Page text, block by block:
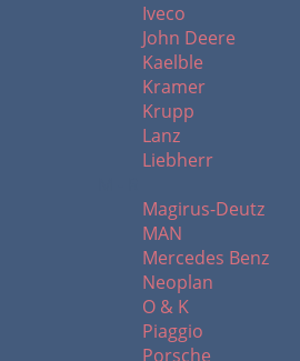
Iveco
John Deere
Kaelble
Kramer
Krupp
Lanz
Liebherr
Magirus-Deutz
MAN
Mercedes Benz
Neoplan
O & K
Piaggio
Porsche